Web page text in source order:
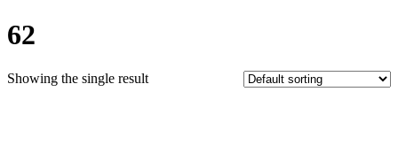
62
Showing the single result